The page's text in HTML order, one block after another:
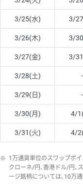
3/25(水) 3/
3/26(木) 3/
3/27(金) 3/
3/28(土) -
3/29(日) -
3/30(月) 4/
3/31(火) 4/
※ 1万通貨単位のスワップポイ
クローネ/円、香港ドル/円、
ージ銘柄については、10万